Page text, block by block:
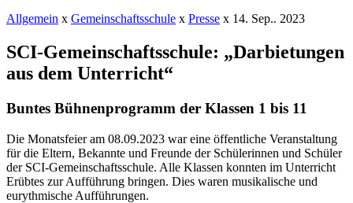
Allgemein x Gemeinschaftsschule x Presse x 14. Sep.. 2023
SCI-Gemeinschaftsschule: „Darbietungen
aus dem Unterricht“
Buntes Bühnenprogramm der Klassen 1 bis 11
Die Monatsfeier am 08.09.2023 war eine öffentliche Veranstaltung
für die Eltern, Bekannte und Freunde der Schülerinnen und Schüler
der SCI-Gemeinschaftsschule. Alle Klassen konnten im Unterricht
Erübtes zur Aufführung bringen. Dies waren musikalische und
eurythmische Aufführungen.